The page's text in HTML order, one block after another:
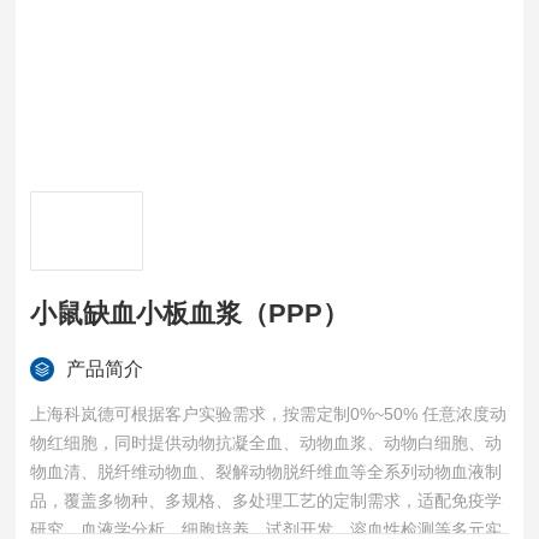
小鼠缺血小板血浆（PPP）
产品简介
上海科岚德可根据客户实验需求，按需定制0%~50% 任意浓度动
物红细胞，同时提供动物抗凝全血、动物血浆、动物白细胞、动
物血清、脱纤维动物血、裂解动物脱纤维血等全系列动物血液制
品，覆盖多物种、多规格、多处理工艺的定制需求，适配免疫学
研究、血液学分析、细胞培养、试剂开发、溶血性检测等多元实